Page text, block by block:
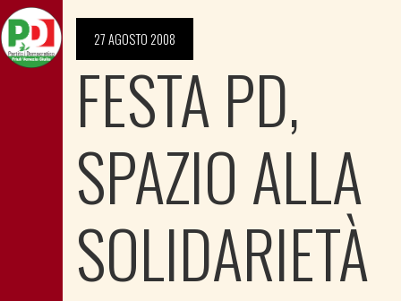
27 AGOSTO 2008
FESTA PD,
SPAZIO ALLA
SOLIDARIETÀ